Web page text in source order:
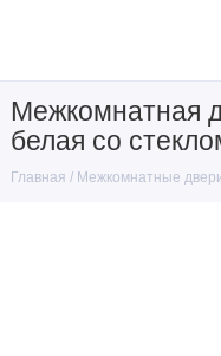
Межкомнатная
белая со
Главная Межкомнатные